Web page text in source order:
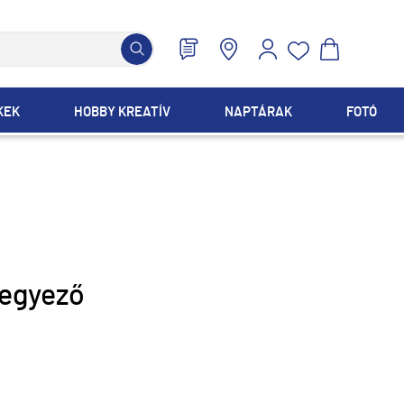
HOBBY KREATÍV NAPTÁRAK FOTÓ